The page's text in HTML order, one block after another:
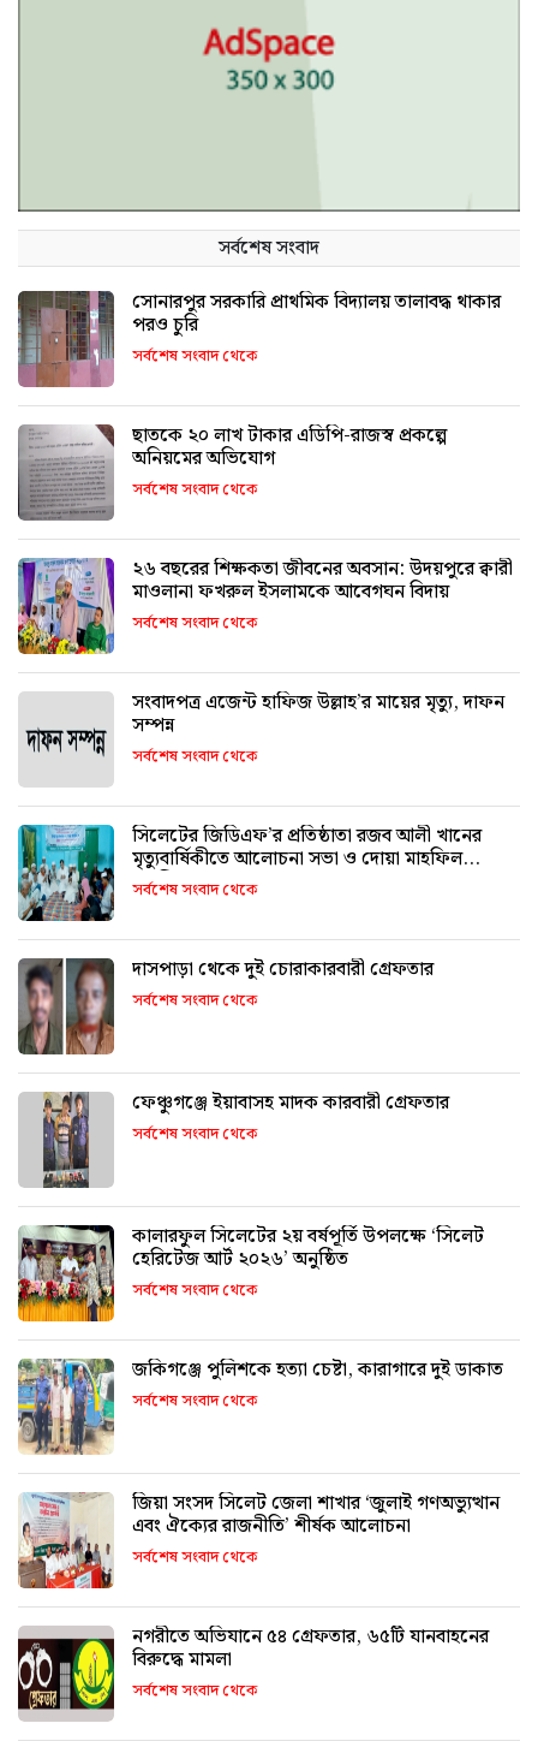
সর্বশেষ সংবাদ
সোনারপুর সরকারি প্রাথমিক বিদ্যালয় তালাবদ্ধ থাকার
পরও চুরি
সর্বশেষ সংবাদ থেকে
ছাতকে ২০ লাখ টাকার এডিপি-রাজস্ব প্রকল্পে
অনিয়মের অভিযোগ
সর্বশেষ সংবাদ থেকে
২৬ বছরের শিক্ষকতা জীবনের অবসান: উদয়পুরে ক্বারী
মাওলানা ফখরুল ইসলামকে আবেগঘন বিদায়
সর্বশেষ সংবাদ থেকে
সংবাদপত্র এজেন্ট হাফিজ উল্লাহ’র মায়ের মৃত্যু, দাফন
সম্পন্ন
সর্বশেষ সংবাদ থেকে
সিলেটের জিডিএফ’র প্রতিষ্ঠাতা রজব আলী খানের
মৃত্যুবার্ষিকীতে আলোচনা সভা ও দোয়া মাহফিল
অনুষ্ঠিত
সর্বশেষ সংবাদ থেকে
দাসপাড়া থেকে দুই চোরাকারবারী গ্রেফতার
সর্বশেষ সংবাদ থেকে
ফেঞ্চুগঞ্জে ইয়াবাসহ মাদক কারবারী গ্রেফতার
সর্বশেষ সংবাদ থেকে
কালারফুল সিলেটের ২য় বর্ষপূর্তি উপলক্ষে ‘সিলেট
হেরিটেজ আর্ট ২০২৬’ অনুষ্ঠিত
সর্বশেষ সংবাদ থেকে
জকিগঞ্জে পুলিশকে হত্যা চেষ্টা, কারাগারে দুই ডাকাত
সর্বশেষ সংবাদ থেকে
জিয়া সংসদ সিলেট জেলা শাখার ‘জুলাই গণঅভ্যুত্থান
এবং ঐক্যের রাজনীতি’ শীর্ষক আলোচনা
সর্বশেষ সংবাদ থেকে
নগরীতে অভিযানে ৫৪ গ্রেফতার, ৬৫টি যানবাহনের
বিরুদ্ধে মামলা
সর্বশেষ সংবাদ থেকে